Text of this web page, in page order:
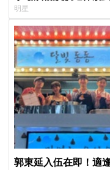
明星
郭東延入伍在即！適